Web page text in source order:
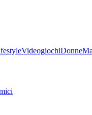
VideogiochiDonne